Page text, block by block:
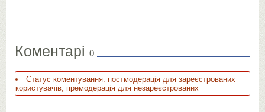
Коментарі 0
Статус коментування: постмодерація для зареєстрованих
користувачів, премодерація для незареєстрованих